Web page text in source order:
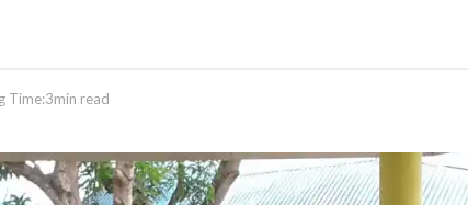
Time:3min read